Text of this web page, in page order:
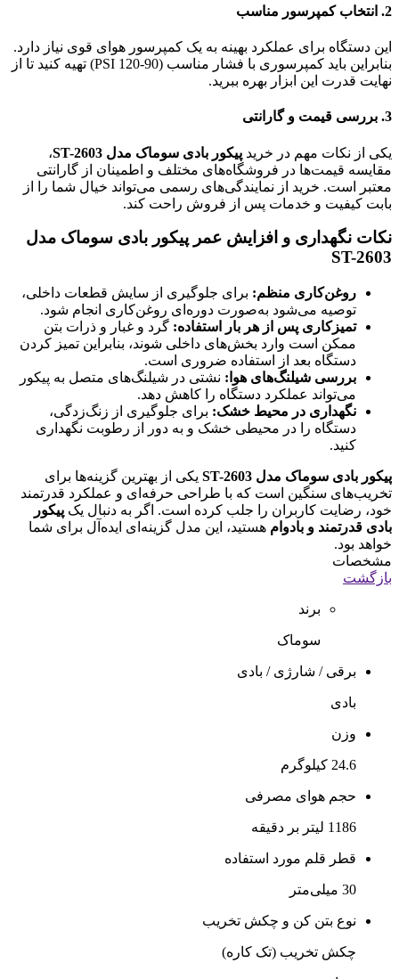
2. انتخاب کمپرسور مناسب
این دستگاه برای عملکرد بهینه به یک کمپرسور هوای قوی نیاز دارد.
بنابراین باید کمپرسوری با فشار مناسب (90-120 PSI) تهیه کنید تا از
نهایت قدرت این ابزار بهره ببرید.
3. بررسی قیمت و گارانتی
یکی از نکات مهم در خرید پیکور بادی سوماک مدل ST-2603
،
مقایسه قیمت‌ها در فروشگاه‌های مختلف و اطمینان از گارانتی
معتبر است. خرید از نمایندگی‌های رسمی می‌تواند خیال شما را از
بابت کیفیت و خدمات پس از فروش راحت کند.
نکات نگهداری و افزایش عمر پیکور بادی سوماک مدل
ST-2603
روغن‌کاری منظم: برای جلوگیری از سایش قطعات داخلی،
توصیه می‌شود به‌صورت دوره‌ای روغن‌کاری انجام شود.
تمیزکاری پس از هر بار استفاده: گرد و غبار و ذرات بتن
ممکن است وارد بخش‌های داخلی شوند، بنابراین تمیز کردن
دستگاه بعد از استفاده ضروری است.
بررسی شیلنگ‌های هوا: نشتی در شیلنگ‌های متصل به پیکور
می‌تواند عملکرد دستگاه را کاهش دهد.
نگهداری در محیط خشک: برای جلوگیری از زنگ‌زدگی،
دستگاه را در محیطی خشک و به دور از رطوبت نگهداری
کنید.
پیکور بادی سوماک مدل ST-2603
یکی از بهترین گزینه‌ها برای
تخریب‌های سنگین است که با طراحی حرفه‌ای و عملکرد قدرتمند
خود، رضایت کاربران را جلب کرده است. اگر به دنبال یک پیکور
بادی قدرتمند و بادوام هستید، این مدل گزینه‌ای ایده‌آل برای شما
خواهد بود.
مشخصات
بازگشت
برند
سوماک
برقی / شارژی / بادی
بادی
وزن
24.6 کیلوگرم
حجم هوای مصرفی
1186 لیتر بر دقیقه
قطر قلم مورد استفاده
30 میلی‌متر
نوع بتن کن و چکش تخریب
چکش تخریب (تک کاره)